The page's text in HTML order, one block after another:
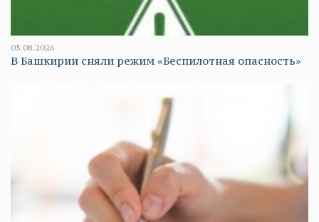
05.08.2026
В Башкирии сняли режим «Беспилотная опасность»